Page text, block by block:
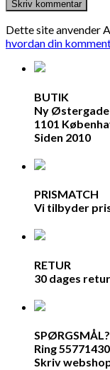
Dette site anvender
hvordan din
BUTIK
Ny Østergade
1101
Siden 2010
PRISMATCH
Vi tilbyder
RETUR
30 dages retur
SPØRGSMÅL?
Ring 55771430
Skriv